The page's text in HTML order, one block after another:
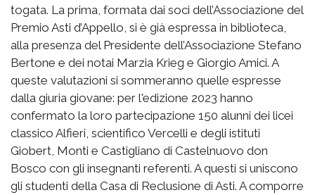
togata. La prima, formata dai soci dell’Associazione del
Premio Asti d’Appello, si è già espressa in biblioteca,
alla presenza del Presidente dell’Associazione Stefano
Bertone e dei notai Marzia Krieg e Giorgio Amici. A
queste valutazioni si sommeranno quelle espresse
dalla giuria giovane: per l'edizione 2023 hanno
confermato la loro partecipazione 150 alunni dei licei
classico Alfieri, scientifico Vercelli e degli istituti
Giobert, Monti e Castigliano di Castelnuovo don
Bosco con gli insegnanti referenti. A questi si uniscono
gli studenti della Casa di Reclusione di Asti. A comporre